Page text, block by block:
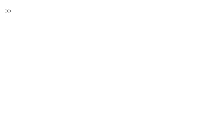
이지
>>마지막페이지